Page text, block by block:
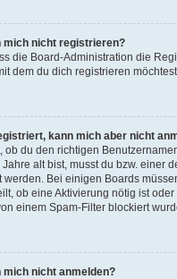
mich nicht registrieren?
die Board-Administration die
dem du dich registrieren
kann mich aber nicht
ob du den richtigen
alt bist, musst du bzw. einer
werden. Bei einigen Boards
ob eine Aktivierung nötig ist
einem Spam-Filter blockiert
mich nicht anmelden?